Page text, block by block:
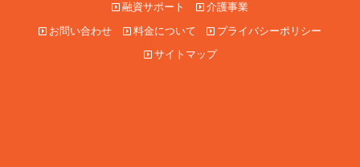
融資サポート 介護事業
お問い合わせ 料金について プライバシーポリシー
サイトマップ